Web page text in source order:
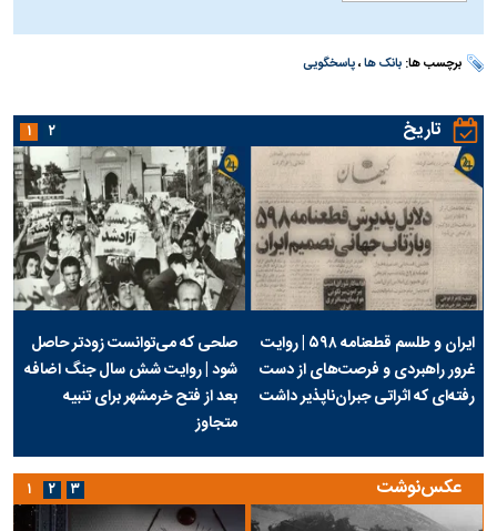
برچسب ها:بانک ها،پاسخگویی
تاریخ
ایران و طلسم قطعنامه ۵۹۸ | روایت
غرور راهبردی و فرصت‌های از دست
رفته‌ای که اثراتی جبران‌ناپذیر داشت
صلحی که می‌توانست زودتر حاصل
شود | روایت شش سال جنگ اضافه
بعد از فتح خرمشهر برای تنبیه
متجاوز
۱ ۲
عکس‌نوشت ۱ ۲ ۳